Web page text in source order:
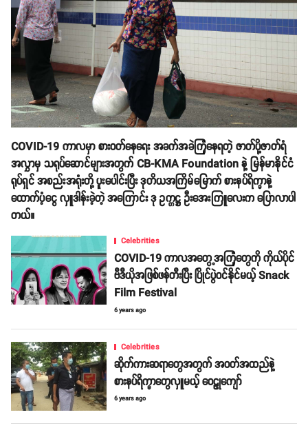
COVID-19 ကာလမှာ စားဝတ်နေရေး အခက်အခဲကြုံနေရတဲ့ ဇာတ်ပို့ဇာတ်ရံ
အလွှာမှ သရုပ်ဆောင်များအတွက် CB-KMA Foundation နဲ့ မြန်မာနိုင်ငံ
ရုပ်ရှင် အစည်းအရုံးတို့ ပူးပေါင်းပြီး ဒုတိယအကြိမ်မြောက် စားနပ်ရိက္ခာနဲ့
ထောက်ပံ့‌ငွေ လှူဒါန်းခဲ့တဲ့ အကြောင်း ဒု ဥက္ကဋ္ဌ ဦးအေးကြူလေးက ပြောလာပါ
တယ်။
Celebrities
COVID-19 ကာလအတွေ့အကြုံတွေကို ကိုယ်ပိုင်
ဗီဒီယိုအဖြစ်ဖန်တီးပြီး ပြိုင်ပွဲဝင်နိုင်မယ့် Snack
Film Festival
6 years ago
Celebrities
ဆိုက်ကားဆရာတွေအတွက် အဝတ်အထည်နဲ့
စားနပ်ရိက္ခာတွေလှူမယ့် ဝေဠုကျော်
6 years ago